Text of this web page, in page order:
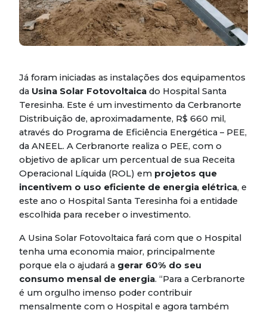
Já foram iniciadas as instalações dos equipamentos
da Usina Solar Fotovoltaica do Hospital Santa
Teresinha. Este é um investimento da Cerbranorte
Distribuição de, aproximadamente, R$ 660 mil,
através do Programa de Eficiência Energética – PEE,
da ANEEL. A Cerbranorte realiza o PEE, com o
objetivo de aplicar um percentual de sua Receita
Operacional Líquida (ROL) em projetos que
incentivem o uso eficiente de energia elétrica, e
este ano o Hospital Santa Teresinha foi a entidade
escolhida para receber o investimento.
A Usina Solar Fotovoltaica fará com que o Hospital
tenha uma economia maior, principalmente
porque ela o ajudará a gerar 60% do seu
consumo mensal de energia. “Para a Cerbranorte
é um orgulho imenso poder contribuir
mensalmente com o Hospital e agora também